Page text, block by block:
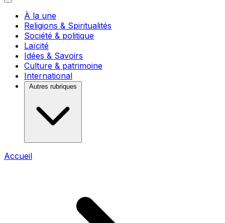
À la une
Religions & Spiritualités
Société & politique
Laïcité
Idées & Savoirs
Culture & patrimoine
International
Autres rubriques
Accueil